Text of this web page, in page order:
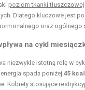
poziom tkanki tłuszczowej
Dlatego kluczowe jest
oraz ogólnego
na cykl
niezwykle istotną rolę w
spada poniżej 45 kcal
Kobiety stosujące